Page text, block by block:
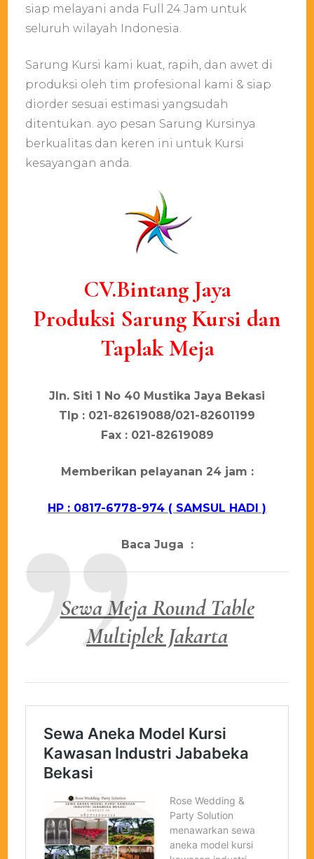
siap melayani anda Full 24 Jam untuk
seluruh wilayah Indonesia.
Sarung Kursi kami kuat, rapih, dan awet di
produksi oleh tim profesional kami & siap
diorder sesuai estimasi yangsudah
ditentukan. ayo pesan Sarung Kursinya
berkualitas dan keren ini untuk Kursi
kesayangan anda.
CV.Bintang Jaya
Produksi Sarung Kursi dan
Taplak Meja
Jln. Siti 1 No 40 Mustika Jaya Bekasi
Tlp : 021-82619088/021-82601199
Fax : 021-82619089
Mеmbеrіkаn реlауаnаn 24 јаm :
HP : 0817-6778-974 ( SAMSUL HADI )
Baca Juga :
Sewa Meja Round Table
Multiplek Jakarta